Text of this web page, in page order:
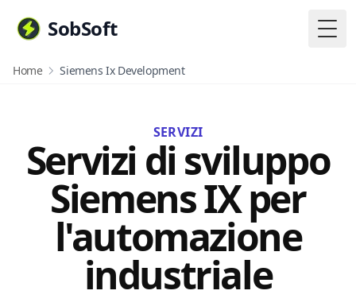
SobSoft
Home Siemens Ix Development
SERVIZI
Servizi di sviluppo
Siemens IX per
l'automazione
industriale